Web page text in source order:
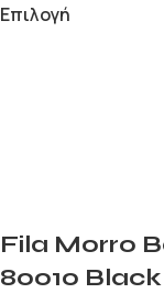
Επιλογή
Fila Morro
80010 Black